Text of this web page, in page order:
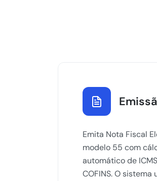
Emita Nota Fiscal
modelo 55 com
automático de
COFINS. O sistema